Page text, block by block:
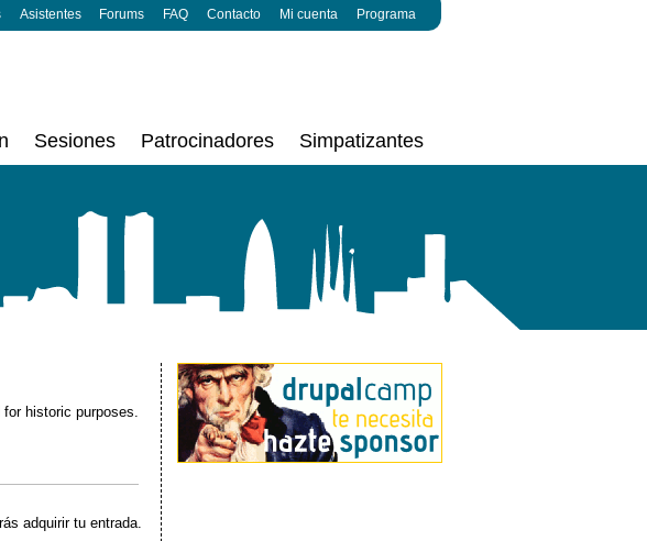
Asistentes Forums FAQ Contacto Mi cuenta Programa
Sesiones Patrocinadores Simpatizantes
historic purposes.
adquirir tu entrada.